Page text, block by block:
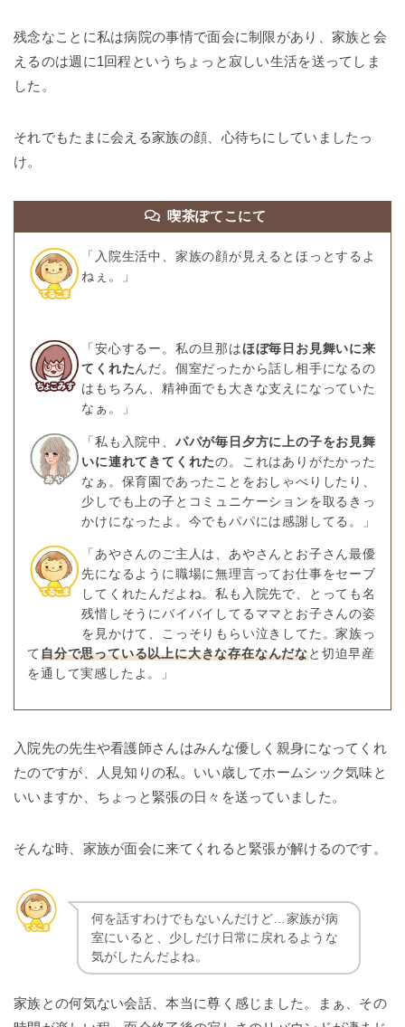
残念なことに私は病院の事情で面会に制限があり、家族と会
えるのは週に1回程というちょっと寂しい生活を送ってしま
した。
それでもたまに会える家族の顔、心待ちにしていましたっ
け。
喫茶ぽてこにて
「入院生活中、家族の顔が見えるとほっとするよ
ねぇ。」
「安心するー。私の旦那はほぼ毎日お見舞いに来
てくれたんだ。個室だったから話し相手になるの
はもちろん、精神面でも大きな支えになっていた
なぁ。」
「私も入院中、 パパが毎日夕方に上の子をお見舞
いに連れてきてくれたの。これはありがたかった
なぁ。保育園であったことをおしゃべりしたり、
少しでも上の子とコミュニケーションを取るきっ
かけになったよ。今でもパパには感謝してる。」
「あやさんのご主人は、あやさんとお子さん最優
先になるように職場に無理言ってお仕事をセーブ
してくれたんだよね。私も入院先で、とっても名
残惜しそうにバイバイしてるママとお子さんの姿
を見かけて、こっそりもらい泣きしてた。家族っ
て自分で思っている以上に大きな存在なんだなと切迫早産
を通して実感したよ。」
入院先の先生や看護師さんはみんな優しく親身になってくれ
たのですが、人見知りの私。いい歳してホームシック気味と
いいますか、ちょっと緊張の日々を送っていました。
そんな時、家族が面会に来てくれると緊張が解けるのです。
何を話すわけでもないんだけど…家族が病
室にいると、少しだけ日常に戻れるような
気がしたんだよね。
家族との何気ない会話、本当に尊く感じました。まぁ、その